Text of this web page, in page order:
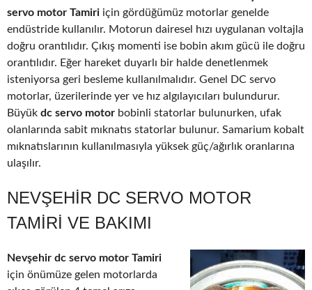
servo motor Tamiri için gördüğümüz motorlar genelde
endüstride kullanılır. Motorun dairesel hızı uygulanan voltajla
doğru orantılıdır. Çıkış momenti ise bobin akım gücü ile doğru
orantılıdır. Eğer hareket duyarlı bir halde denetlenmek
isteniyorsa geri besleme kullanılmalıdır. Genel DC servo
motorlar, üzerilerinde yer ve hız algılayıcıları bulundurur.
Büyük dc servo motor bobinli statorlar bulunurken, ufak
olanlarında sabit mıknatıs statorlar bulunur. Samarium kobalt
mıknatıslarının kullanılmasıyla yüksek güç/ağırlık oranlarına
ulaşılır.
NEVŞEHIR DC SERVO MOTOR
TAMIRI VE BAKIMI
Nevşehir dc servo motor Tamiri
için önümüze gelen motorlarda